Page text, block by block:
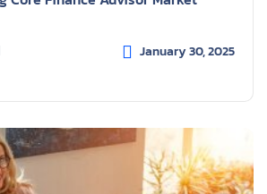
January 30, 2025